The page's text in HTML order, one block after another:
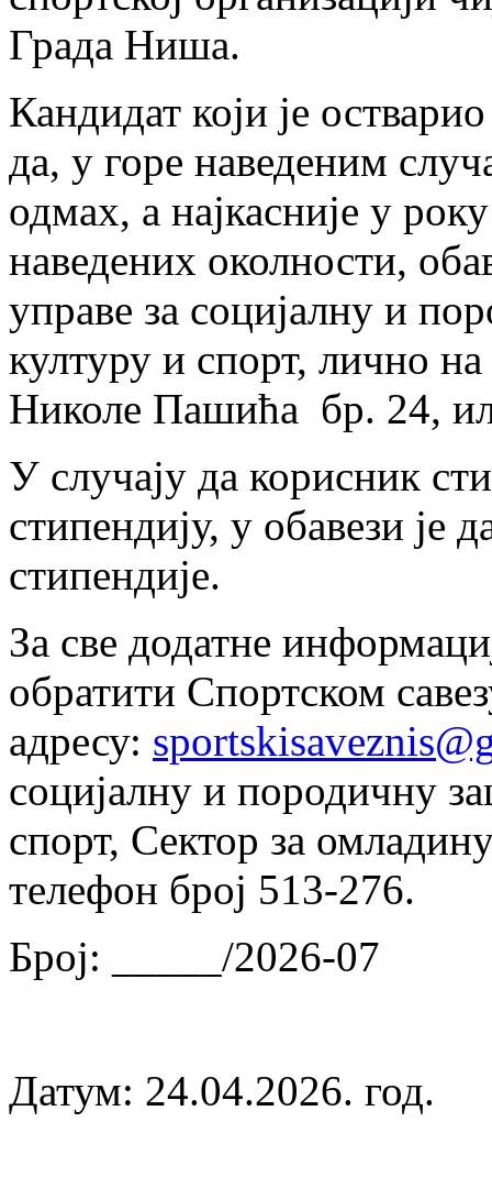
Града Ниша.
Кандидат који је
да, у горе наведеним
одмах, а најкасније у
наведених околности,
управе за социјалну и
културу и спорт, лично
Николе Пашића бр. 24,
У случају да корисник
стипендију, у обавези је
стипендије.
За све додатне
обратити Спортском
адресу:
социјалну и породичну
спорт, Сектор за
телефон број 513-276.
Број: _____/2026-07
Датум: 24.04.2026. год.